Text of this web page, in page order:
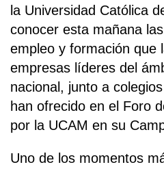
la Universidad Católica
conocer esta mañana
empleo y formación que
empresas líderes del
nacional, junto a
han ofrecido en el Foro
por la UCAM en su
Uno de los momentos